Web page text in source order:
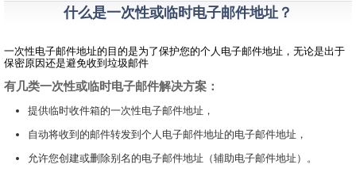
什么是一次性或临时电子邮件地址？
一次性电子邮件地址的目的是为了保护您的个人电子邮件地址，无论是出于
保密原因还是避免收到垃圾邮件
有几类一次性或临时电子邮件解决方案：
提供临时收件箱的一次性电子邮件地址，
自动将收到的邮件转发到个人电子邮件地址的电子邮件地址，
允许您创建或删除别名的电子邮件地址（辅助电子邮件地址）。